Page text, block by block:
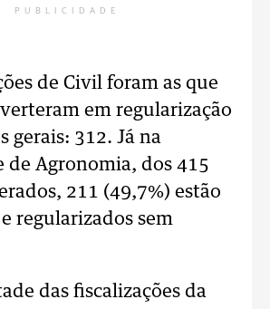
PUBLICIDADE
de Civil foram as que
em regularização
gerais: 312. Já na
de Agronomia, dos 415
211 (49,7%) estão
regularizados sem
das fiscalizações da